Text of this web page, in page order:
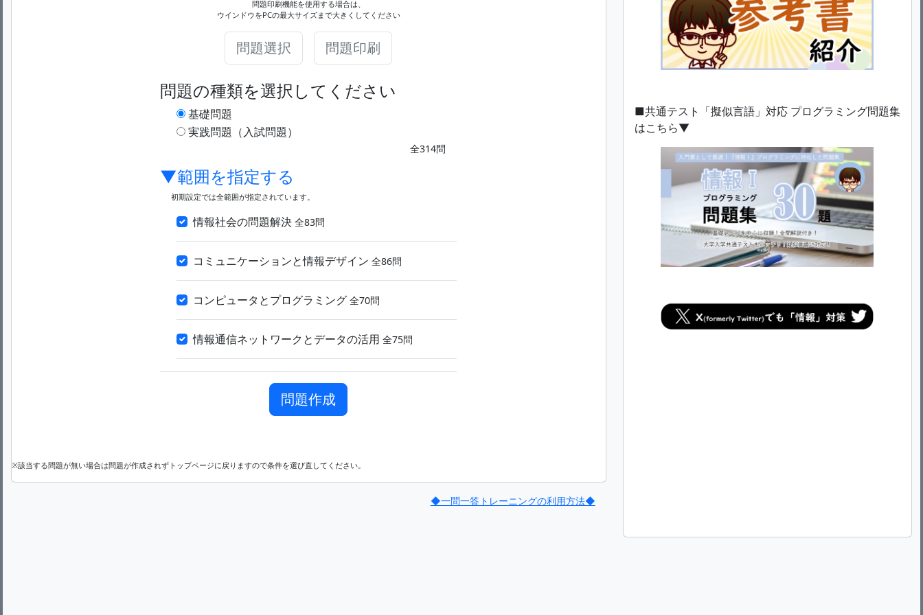
問題印刷機能を使用する場合は、
ウインドウをPCの最大サイズまで大きくしてください
問題選択 問題印刷
問題の種類を選択してください
基礎問題
実践問題（入試問題）
全314問
▼範囲を指定する
初期設定では全範囲が指定されています。
情報社会の問題解決全83問
コミュニケーションと情報デザイン全86問
コンピュータとプログラミング全70問
情報通信ネットワークとデータの活用全75問
※該当する問題が無い場合は問題が作成されずトップページに戻りますので条件を選び直してください。
◆一問一答トレーニングの利用方法◆
■共通テスト「擬似言語」対応 プログラミング問題集
はこちら▼